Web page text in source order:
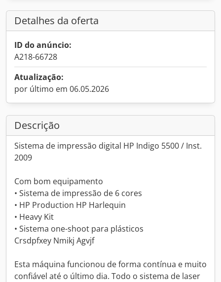
Detalhes da oferta
ID do anúncio:
A218-66728
Atualização:
por último em 06.05.2026
Descrição
Sistema de impressão digital HP Indigo 5500 / Inst.
2009
Com bom equipamento
• Sistema de impressão de 6 cores
• HP Production HP Harlequin
• Heavy Kit
• Sistema one-shoot para plásticos
Crsdpfxey Nmikj Agvjf
Esta máquina funcionou de forma contínua e muito
confiável até o último dia. Todo o sistema de laser